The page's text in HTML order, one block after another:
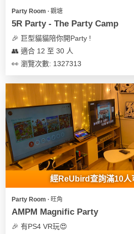
Party Room ∙ 觀塘
5R Party - The Party Camp
🎉 巨型貓貓陪你開Party !
👥 適合 12 至 30 人
👀 瀏覽次數: 1327313
經ReUbird查詢滿10人
Party Room ∙ 旺角
AMPM Magnific Party
🎉 有PS4 VR玩😍